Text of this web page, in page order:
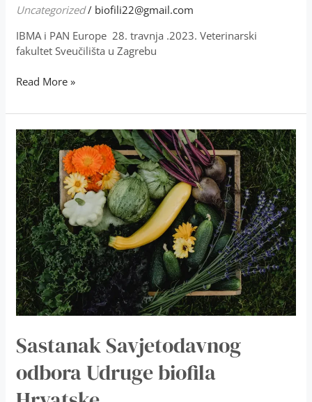
Uncategorized/ biofili22@gmail.com
IBMA i PAN Europe 28. travnja .2023. Veterinarski
fakultet Sveučilišta u Zagrebu
Read More »
Sastanak Savjetodavnog
odbora Udruge biofila
Sastanak
Savjetodavnog
odbora
Udruge
biofila
Hrvatske,